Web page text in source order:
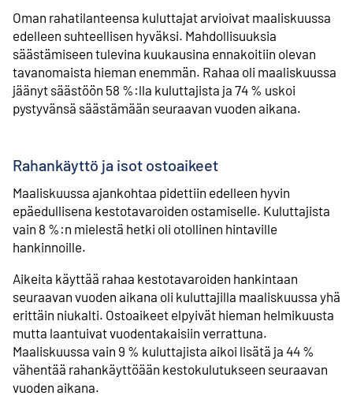
Oman rahatilanteensa kuluttajat arvioivat maaliskuussa
edelleen suhteellisen hyväksi. Mahdollisuuksia
säästämiseen tulevina kuukausina ennakoitiin olevan
tavanomaista hieman enemmän. Rahaa oli maaliskuussa
jäänyt säästöön 58 %:lla kuluttajista ja 74 % uskoi
pystyvänsä säästämään seuraavan vuoden aikana.
Rahankäyttö ja isot ostoaikeet
Maaliskuussa ajankohtaa pidettiin edelleen hyvin
epäedullisena kestotavaroiden ostamiselle. Kuluttajista
vain 8 %:n mielestä hetki oli otollinen hintaville
hankinnoille.
Aikeita käyttää rahaa kestotavaroiden hankintaan
seuraavan vuoden aikana oli kuluttajilla maaliskuussa yhä
erittäin niukalti. Ostoaikeet elpyivät hieman helmikuusta
mutta laantuivat vuodentakaisiin verrattuna.
Maaliskuussa vain 9 % kuluttajista aikoi lisätä ja 44 %
vähentää rahankäyttöään kestokulutukseen seuraavan
vuoden aikana.